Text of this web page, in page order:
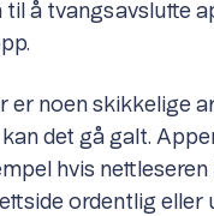
til å tvangsavslutte
er noen skikkelige
det gå galt.
hvis nettleseren
ordentlig eller